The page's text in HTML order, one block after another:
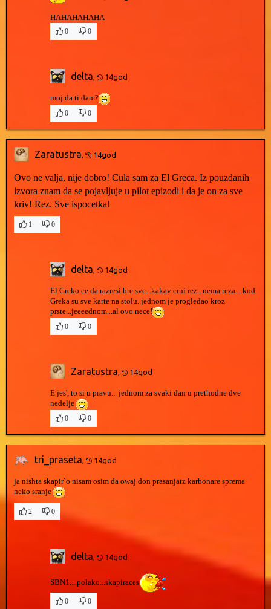
HAHAHAHAHA
0
0
delta 14god
moj da ti dam?
0
0
Zaratustra 14god
Ovo ne valja, nije dobro! Cula sam za El Greca. Iz pouzdanih
izvora znam da se pojavljuje u pilot epizodi i da je on za sve
kriv! Rez. Sve ispocetka!
1 0
delta 14god
El Greko ce da razresi bre sve...kakav crni rez...nema reza....kod
Greka su sve karte na stolu..jednom je progledao kroz
prste...jeeeednom...al ovo nece!
0
0
Zaratustra 14god
E jes', to si u pravu... jednom za svaki dan u prethodne dve
nedelje
0
0
tri_praseta 14god
ja nishta skapir`o nisam osim da owaj don prasanjatz karbonare sprema
neko sranje
2 0
delta 14god
SBN1....polako...skapiraces
0 0